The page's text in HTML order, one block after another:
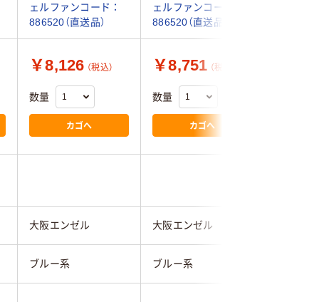
ェルファンコード：
886520（直送品）
ェルファンコード：
886520（直送品）
￥8,126 （税込）
数量
カゴへ
￥8,751 （税込）
数量
カゴへ
大阪エンゼル 大阪エンゼル
ブルー系 ブルー系